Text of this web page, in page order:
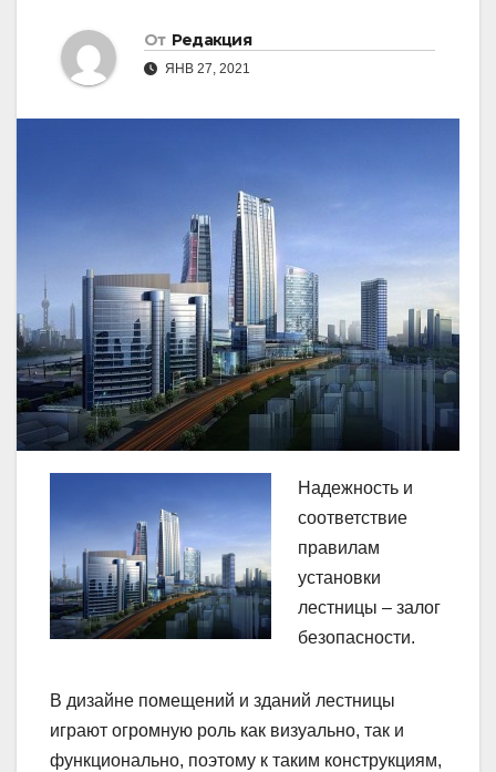
От Редакция
ЯНВ 27, 2021
Надежность и
соответствие
правилам
установки
лестницы – залог
безопасности.
В дизайне помещений и зданий лестницы
играют огромную роль как визуально, так и
функционально, поэтому к таким конструкциям,